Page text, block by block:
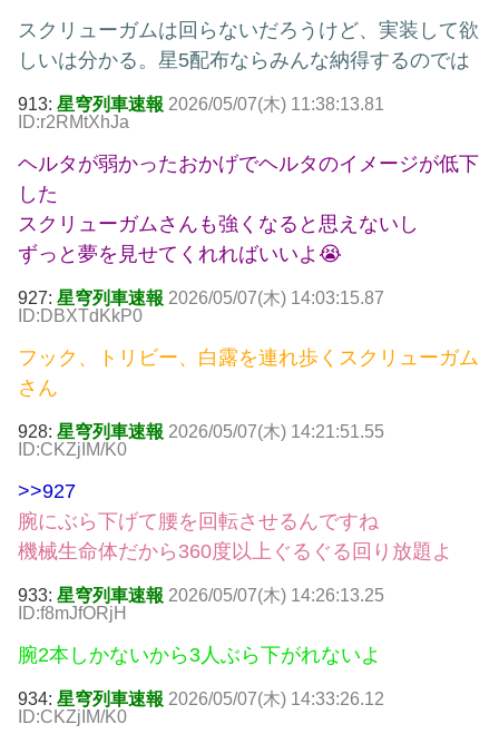
スクリューガムは回らないだろうけど、実装して欲
しいは分かる。星5配布ならみんな納得するのでは
913: 星穹列車速報 2026/05/07(木) 11:38:13.81
ID:r2RMtXhJa
ヘルタが弱かったおかげでヘルタのイメージが低下
した
スクリューガムさんも強くなると思えないし
ずっと夢を見せてくれればいいよ😭
927: 星穹列車速報 2026/05/07(木) 14:03:15.87
ID:DBXTdKkP0
フック、トリビー、白露を連れ歩くスクリューガム
さん
928: 星穹列車速報 2026/05/07(木) 14:21:51.55
ID:CKZjIM/K0
>>927
腕にぶら下げて腰を回転させるんですね
機械生命体だから360度以上ぐるぐる回り放題よ
933: 星穹列車速報 2026/05/07(木) 14:26:13.25
ID:f8mJfORjH
腕2本しかないから3人ぶら下がれないよ
934: 星穹列車速報 2026/05/07(木) 14:33:26.12
ID:CKZjIM/K0